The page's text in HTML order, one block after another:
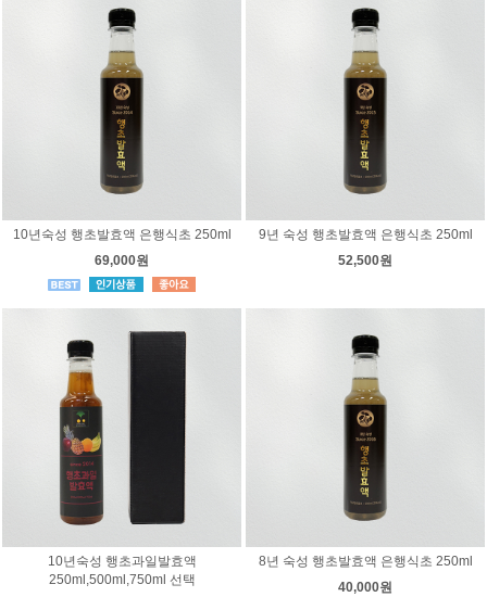
10년숙성 행초발효액 은행식초 250ml
69,000원
9년 숙성 행초발효액 은행식초 250ml
52,500원
10년숙성 행초과일발효액
250ml,500ml,750ml 선택
8년 숙성 행초발효액 은행식초 250ml
40,000원